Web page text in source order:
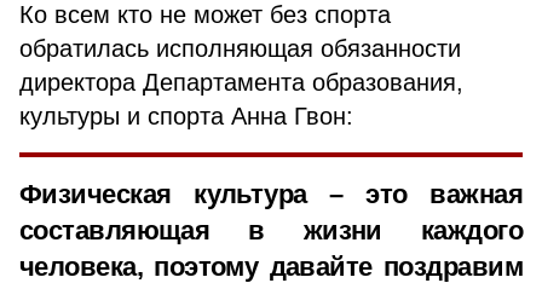
Ко всем кто не может без спорта
обратилась исполняющая обязанности
директора Департамента образования,
культуры и спорта Анна Гвон:
Физическая культура – это важная
составляющая в жизни каждого
человека, поэтому давайте поздравим